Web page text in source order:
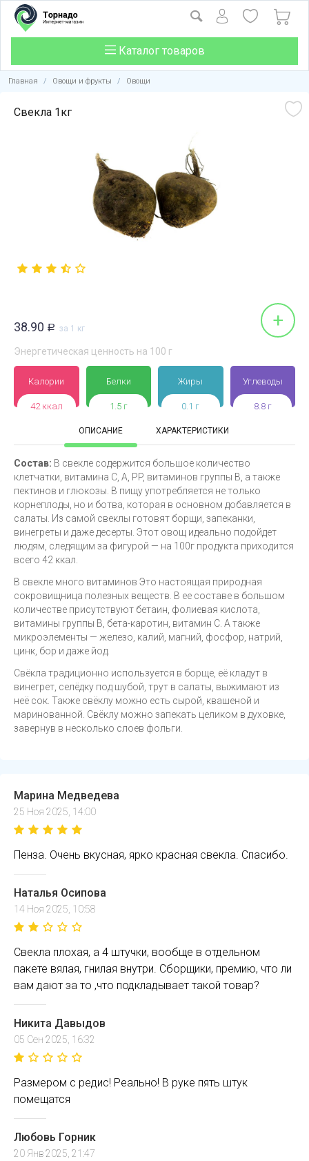
Каталог товаров
Главная / Овощи и фрукты / Овощи
Свекла 1кг
38.90 Р за 1 кг +
Энергетическая ценность на 100 г
Калории
42 ккал
Белки
1.5 г
Жиры
0.1 г
Углеводы
8.8 г
ОПИСАНИЕ ХАРАКТЕРИСТИКИ
Состав: В свекле содержится большое количество
клетчатки, витамина С, А, PP, витаминов группы В, а также
пектинов и глюкозы. В пищу употребляется не только
корнеплоды, но и ботва, которая в основном добавляется в
салаты. Из самой свеклы готовят борщи, запеканки,
винегреты и даже десерты. Этот овощ идеально подойдет
людям, следящим за фигурой — на 100г продукта приходится
всего 42 ккал.
В свекле много витаминов Это настоящая природная
сокровищница полезных веществ. В ее составе в большом
количестве присутствуют бетаин, фолиевая кислота,
витамины группы B, бета-каротин, витамин С. А также
микроэлементы — железо, калий, магний, фосфор, натрий,
цинк, бор и даже йод.
Свёкла традиционно используется в борще, её кладут в
винегрет, селёдку под шубой, трут в салаты, выжимают из
неё сок. Также свёклу можно есть сырой, квашеной и
маринованной. Свёклу можно запекать целиком в духовке,
завернув в несколько слоев фольги.
Марина Медведева
25 Ноя 2025, 14:00
Пенза. Очень вкусная, ярко красная свекла. Спасибо.
Наталья Осипова
14 Ноя 2025, 10:58
Свекла плохая, а 4 штучки, вообще в отдельном
пакете вялая, гнилая внутри. Сборщики, премию, что ли
вам дают за то ,что подкладывает такой товар?
Никита Давыдов
05 Сен 2025, 16:32
Размером с редис! Реально! В руке пять штук
помещатся
Любовь Горник
20 Янв 2025, 21:47